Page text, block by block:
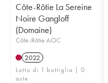
Côte-Rôtie La Sereine
Noire Gangloff
(Domaine)
Côte-Rôtie AOC
2022
Lotto di 1 bottiglia | 0
aste